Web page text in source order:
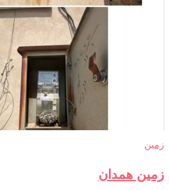
زمین
زمین همدان